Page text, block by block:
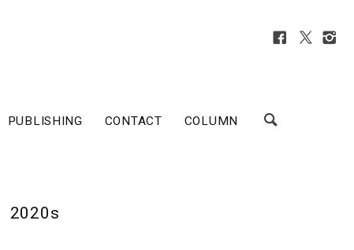
PUBLISHING CONTACT COLUMN
2020s